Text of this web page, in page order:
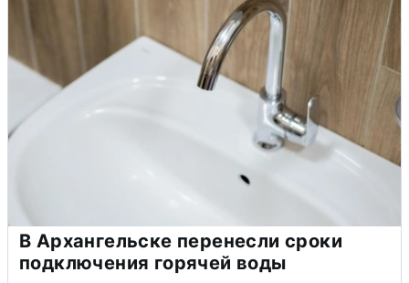
В Архангельске перенесли сроки
подключения горячей воды